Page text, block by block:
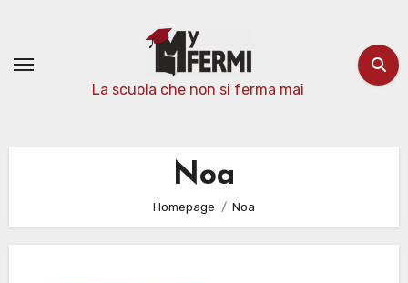
contenuto
La scuola che non si ferma mai
Noa
Homepage Noa